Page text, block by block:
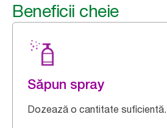
Beneficii cheie
Săpun spray
Dozează o cantitate suficientă.